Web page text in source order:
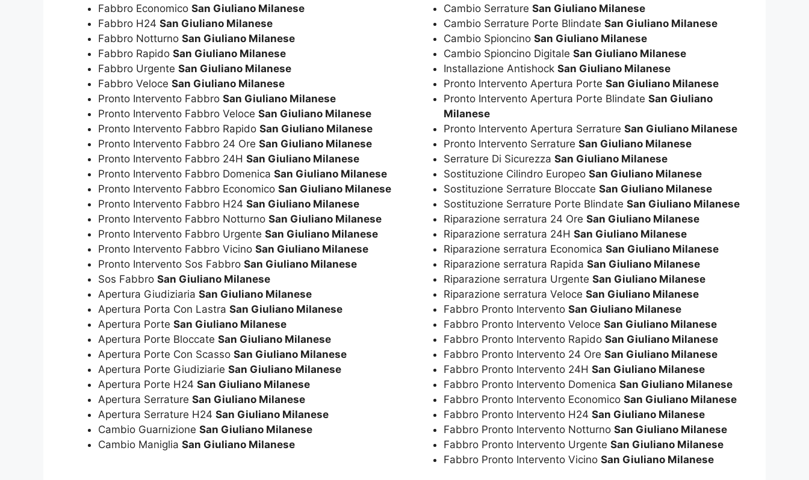
Fabbro Economico San Giuliano Milanese
Fabbro H24 San Giuliano Milanese
Fabbro Notturno San Giuliano Milanese
Fabbro Rapido San Giuliano Milanese
Fabbro Urgente San Giuliano Milanese
Fabbro Veloce San Giuliano Milanese
Pronto Intervento Fabbro San Giuliano Milanese
Pronto Intervento Fabbro Veloce San Giuliano Milanese
Pronto Intervento Fabbro Rapido San Giuliano Milanese
Pronto Intervento Fabbro 24 Ore San Giuliano Milanese
Pronto Intervento Fabbro 24H San Giuliano Milanese
Pronto Intervento Fabbro Domenica San Giuliano Milanese
Pronto Intervento Fabbro Economico San Giuliano Milanese
Pronto Intervento Fabbro H24 San Giuliano Milanese
Pronto Intervento Fabbro Notturno San Giuliano Milanese
Pronto Intervento Fabbro Urgente San Giuliano Milanese
Pronto Intervento Fabbro Vicino San Giuliano Milanese
Pronto Intervento Sos Fabbro San Giuliano Milanese
Sos Fabbro San Giuliano Milanese
Apertura Giudiziaria San Giuliano Milanese
Apertura Porta Con Lastra San Giuliano Milanese
Apertura Porte San Giuliano Milanese
Apertura Porte Bloccate San Giuliano Milanese
Apertura Porte Con Scasso San Giuliano Milanese
Apertura Porte Giudiziarie San Giuliano Milanese
Apertura Porte H24 San Giuliano Milanese
Apertura Serrature San Giuliano Milanese
Apertura Serrature H24 San Giuliano Milanese
Cambio Guarnizione San Giuliano Milanese
Cambio Maniglia San Giuliano Milanese
Cambio SerratureSan Giuliano Milanese
Cambio Serrature Porte BlindateSan Giuliano Milanese
Cambio SpioncinoSan Giuliano Milanese
Cambio Spioncino DigitaleSan Giuliano Milanese
Installazione AntishockSan Giuliano Milanese
Pronto Intervento Apertura PorteSan Giuliano Milanese
Pronto Intervento Apertura Porte BlindateSan Giuliano
Milanese
Pronto Intervento Apertura SerratureSan Giuliano Milanese
Pronto Intervento SerratureSan Giuliano Milanese
Serrature Di SicurezzaSan Giuliano Milanese
Sostituzione Cilindro EuropeoSan Giuliano Milanese
Sostituzione Serrature BloccateSan Giuliano Milanese
Sostituzione Serrature Porte BlindateSan Giuliano Milanese
Riparazione serratura 24 OreSan Giuliano Milanese
Riparazione serratura 24HSan Giuliano Milanese
Riparazione serratura EconomicaSan Giuliano Milanese
Riparazione serratura RapidaSan Giuliano Milanese
Riparazione serratura UrgenteSan Giuliano Milanese
Riparazione serratura VeloceSan Giuliano Milanese
Fabbro Pronto InterventoSan Giuliano Milanese
Fabbro Pronto Intervento VeloceSan Giuliano Milanese
Fabbro Pronto Intervento RapidoSan Giuliano Milanese
Fabbro Pronto Intervento 24 OreSan Giuliano Milanese
Fabbro Pronto Intervento 24HSan Giuliano Milanese
Fabbro Pronto Intervento DomenicaSan Giuliano Milanese
Fabbro Pronto Intervento EconomicoSan Giuliano Milanese
Fabbro Pronto Intervento H24San Giuliano Milanese
Fabbro Pronto Intervento NotturnoSan Giuliano Milanese
Fabbro Pronto Intervento UrgenteSan Giuliano Milanese
Fabbro Pronto Intervento VicinoSan Giuliano Milanese